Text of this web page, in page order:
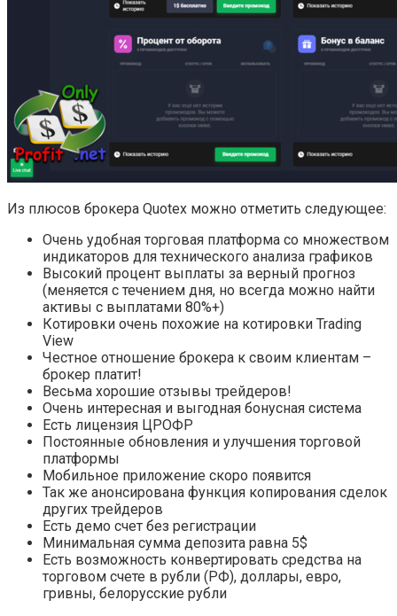
Из плюсов брокера Quotex можно отметить следующее:
Очень удобная торговая платформа со множеством
индикаторов для технического анализа графиков
Высокий процент выплаты за верный прогноз
(меняется с течением дня, но всегда можно найти
активы с выплатами 80%+)
Котировки очень похожие на котировки Trading
View
Честное отношение брокера к своим клиентам –
брокер платит!
Весьма хорошие отзывы трейдеров!
Очень интересная и выгодная бонусная система
Есть лицензия ЦРОФР
Постоянные обновления и улучшения торговой
платформы
Мобильное приложение скоро появится
Так же анонсирована функция копирования сделок
других трейдеров
Есть демо счет без регистрации
Минимальная сумма депозита равна 5$
Есть возможность конвертировать средства на
торговом счете в рубли (РФ), доллары, евро,
гривны, белорусские рубли